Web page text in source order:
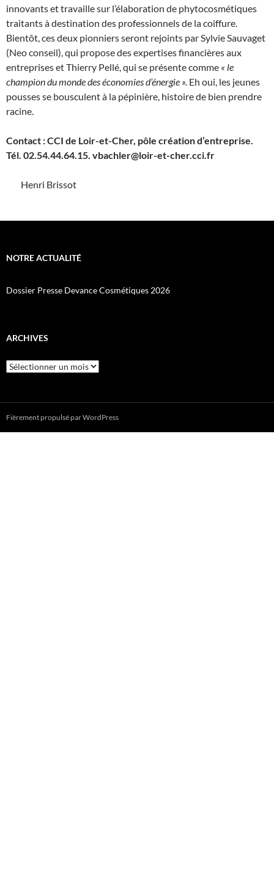
innovants et travaille sur l’élaboration de phytocosmétiques
traitants à destination des professionnels de la coiffure.
Bientôt, ces deux pionniers seront rejoints par Sylvie Sauvaget
(Neo conseil), qui propose des expertises financières aux
entreprises et Thierry Pellé, qui se présente comme « le
champion du monde des économies d’énergie ». Eh oui, les jeunes
pousses se bousculent à la pépinière, histoire de bien prendre
racine.
Contact : CCI de Loir-et-Cher, pôle création d’entreprise.
Tél. 02.54.44.64.15. vbachler@loir-et-cher.cci.fr
Henri Brissot
NOTRE ACTUALITÉ
Dossier Presse Devance Cosmétiques 2026
ARCHIVES
Fièrement propulsé par WordPress